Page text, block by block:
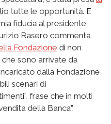
tutte le opportunità. E
fiducia al presidente
Rasero commenta
Fondazione di non
sono arrivate da
dalla Fondazione
scenari di
frase che in molti
della Banca”.